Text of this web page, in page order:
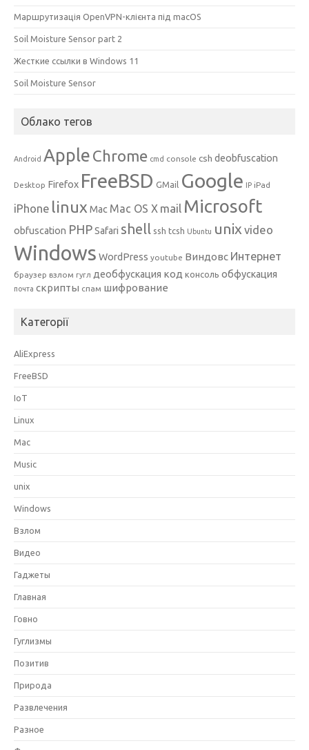
Маршрутизація OpenVPN-клієнта під macOS
Soil Moisture Sensor part 2
Жесткие ссылки в Windows 11
Soil Moisture Sensor
Облако тегов
Android Apple Chrome cmd console csh deobfuscation
Desktop Firefox FreeBSD GMail Google IP iPad
iPhone linux Mac Mac OS X mail Microsoft
obfuscation PHPSafari shell ssh tcsh Ubuntu unix video
Windows WordPress youtube Виндовс Интернет
браузер взлом гугл деобфускация код консоль обфускация
почта скрипты спам шифрование
Категорії
AliExpress
FreeBSD
IoT
Linux
Mac
Music
unix
Windows
Взлом
Видео
Гаджеты
Главная
Говно
Гуглизмы
Позитив
Природа
Развлечения
Разное